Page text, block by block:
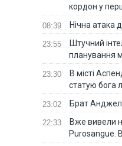
кордон у
08:39 Нічна атака
23:55
Штучний
планування
23:30
В місті
статую бога
23:02 Брат
22:33
Вже вивели
Purosangue.